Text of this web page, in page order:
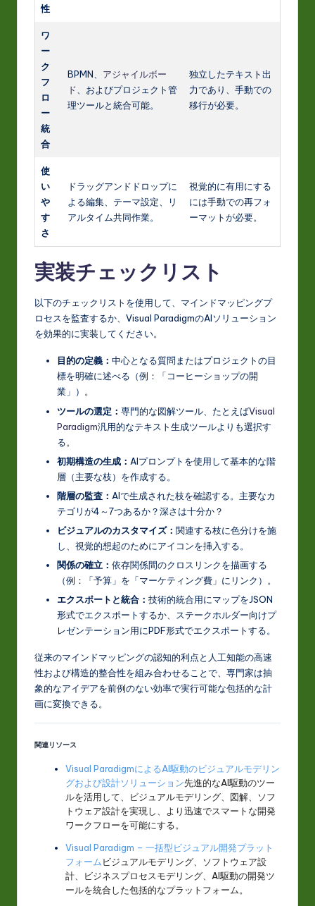
性
ワ
ー
ク
フ
ロ
ー
統
合
BPMN、 アジャイルボー
ド、およびプロジェクト管
理ツールと統合可能。
独立したテキスト出
力であり、手動での
移行が必要。
使
い
や
す
さ
ドラッグアンドドロップに
よる編集、テーマ設定、リ
アルタイム共同作業。
視覚的に有用にする
には手動での再フォ
ーマットが必要。
実装チェックリスト
以下のチェックリストを使用して、マインドマッピングプ
ロセスを監査するか、Visual ParadigmのAIソリューション
を効果的に実装してください。
目的の定義： 中心となる質問またはプロジェクトの目
標を明確に述べる（例：「コーヒーショップの開
業」）。
ツールの選定： 専門的な図解ツール、たとえばVisual
Paradigm汎用的なテキスト生成ツールよりも選択す
る。
初期構造の生成： AIプロンプトを使用して基本的な階
層（主要な枝）を作成する。
階層の監査： AIで生成された枝を確認する。主要なカ
テゴリが4～7つあるか？深さは十分か？
ビジュアルのカスタマイズ： 関連する枝に色分けを施
し、視覚的想起のためにアイコンを挿入する。
関係の確立： 依存関係間のクロスリンクを描画する
（例：「予算」を「マーケティング費」にリンク）。
エクスポートと統合： 技術的統合用にマップをJSON
形式でエクスポートするか、ステークホルダー向けプ
レゼンテーション用にPDF形式でエクスポートする。
従来のマインドマッピングの認知的利点と人工知能の高速
性および構造的整合性を組み合わせることで、専門家は抽
象的なアイデアを前例のない効率で実行可能な包括的な計
画に変換できる。
関連リソース
Visual ParadigmによるAI駆動のビジュアルモデリン
グおよび設計ソリューション先進的なAI駆動のツー
ルを活用して、ビジュアルモデリング、図解、ソフ
トウェア設計を実現し、より迅速でスマートな開発
ワークフローを可能にする。
Visual Paradigm – 一括型ビジュアル開発プラット
フォームビジュアルモデリング、ソフトウェア設
計、ビジネスプロセスモデリング、AI駆動の開発ツ
ールを統合した包括的なプラットフォーム。